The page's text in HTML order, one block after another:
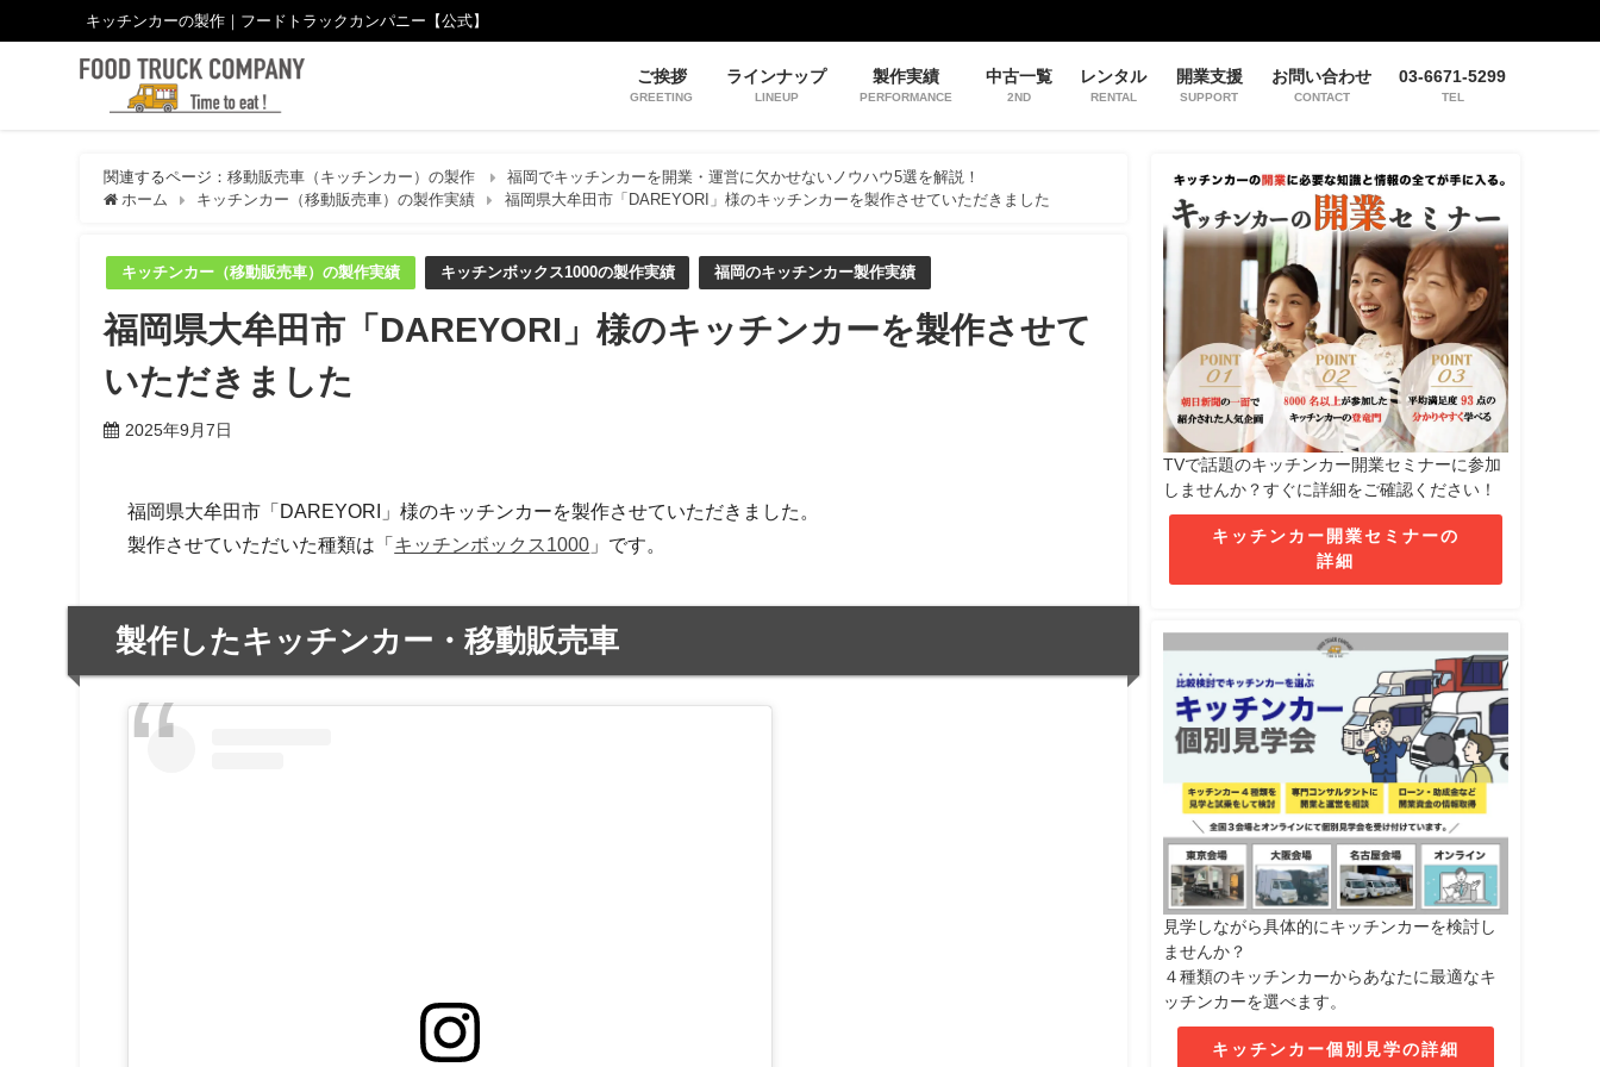
キッチンカーの製作｜フードトラックカンパニー【公式】
ご挨拶
GREETING
ラインナップ
LINEUP
製作実績
PERFORMANCE
中古一覧
2ND
レンタル
RENTAL
開業支援
SUPPORT
お問い合わせ
CONTACT
03-6671-5299
TEL
関連するページ：移動販売車（キッチンカー）の製作
福岡でキッチンカーを開業・運営に欠かせないノウハウ5選を解説！
ホーム
キッチンカー（移動販売車）の製作実績 福岡県大牟田市「DAREYORI」様のキッチンカーを製作させていただきました
キッチンカー（移動販売車）の製作実績 キッチンボックス1000の製作実績 福岡のキッチンカー製作実績
福岡県大牟田市「DAREYORI」様のキッチンカーを製作させて
いただきました
2025年9月7日
福岡県大牟田市「DAREYORI」様のキッチンカーを製作させていただきました。
製作させていただいた種類は「 キッチンボックス1000 」です。
製作したキッチンカー・移動販売車
TVで話題のキッチンカー開業セミナーに参加
しませんか？すぐに詳細をご確認ください！
キッチンカー開業セミナーの
詳細
見学しながら具体的にキッチンカーを検討し
ませんか？
４種類のキッチンカーからあなたに最適なキ
ッチンカーを選べます。
キッチンカー個別見学の詳細